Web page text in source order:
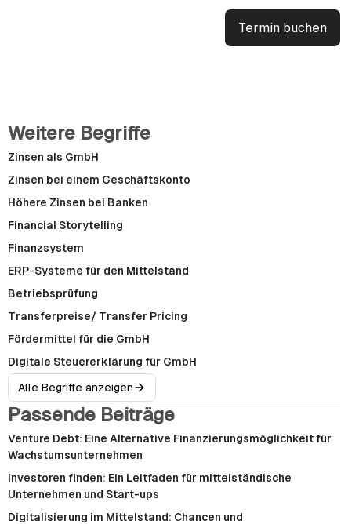
Termin buchen
Weitere Begriffe
Zinsen als GmbH
Zinsen bei einem Geschäftskonto
Höhere Zinsen bei Banken
Financial Storytelling
Finanzsystem
ERP-Systeme für den Mittelstand
Betriebsprüfung
Transferpreise/ Transfer Pricing
Fördermittel für die GmbH
Digitale Steuererklärung für GmbH
Alle Begriffe anzeigen
Passende Beiträge
Venture Debt: Eine Alternative Finanzierungsmöglichkeit für
Wachstumsunternehmen
Investoren finden: Ein Leitfaden für mittelständische
Unternehmen und Start-ups
Digitalisierung im Mittelstand: Chancen und